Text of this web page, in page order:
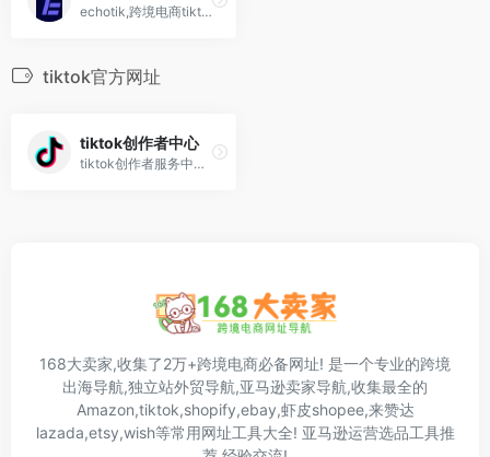
echotik,跨境电商tiktok选品工具,海外短视频及直播电商数据分析平台
tiktok官方网址
tiktok创作者中心
tiktok创作者服务中心,市场,平台,激励,收益,提现
168大卖家,收集了2万+跨境电商必备网址! 是一个专业的跨境
出海导航,独立站外贸导航,亚马逊卖家导航,收集最全的
Amazon,tiktok,shopify,ebay,虾皮shopee,来赞达
lazada,etsy,wish等常用网址工具大全! 亚马逊运营选品工具推